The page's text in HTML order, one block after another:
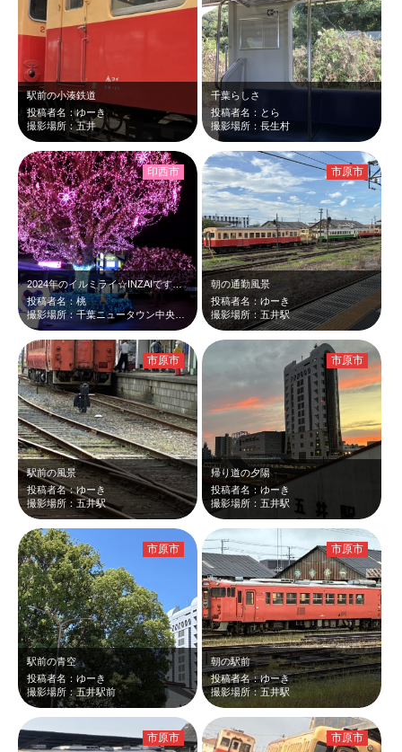
駅前の小湊鉄道
投稿者名：ゆーき
撮影場所：五井
千葉らしさ
投稿者名：とら
撮影場所：長生村
2024年のイルミライ☆INZAIです。 毎年冬になると駅の周りがライトアッ…
投稿者名：桃
撮影場所：千葉ニュータウン中央駅周辺
印西市
朝の通勤風景
投稿者名：ゆーき
撮影場所：五井駅
市原市
駅前の風景
投稿者名：ゆーき
撮影場所：五井駅
市原市
帰り道の夕陽
投稿者名：ゆーき
撮影場所：五井駅
市原市
駅前の青空
投稿者名：ゆーき
撮影場所：五井駅前
市原市
朝の駅前
投稿者名：ゆーき
撮影場所：五井駅
市原市
市原市 市原市